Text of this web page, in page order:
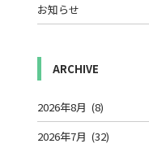
お知らせ
ARCHIVE
2026年8月 (8)
2026年7月 (32)